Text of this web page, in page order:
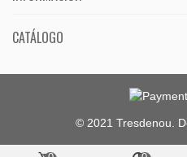
CATÁLOGO
© 2021 Tresdenou.